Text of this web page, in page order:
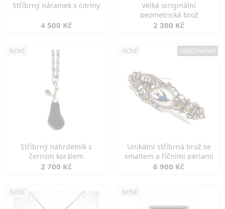
Stříbrný náramek s citríny
4 500 Kč
Velká oiriginální
geometrická brož
2 300 Kč
NOVÉ
Stříbrný náhrdelník s
černým korálem
2 700 Kč
NOVÉ OBJEDNÁNO
Unikátní stříbrná brož se
smaltem a říčními perlami
6 900 Kč
NOVÉ NOVÉ